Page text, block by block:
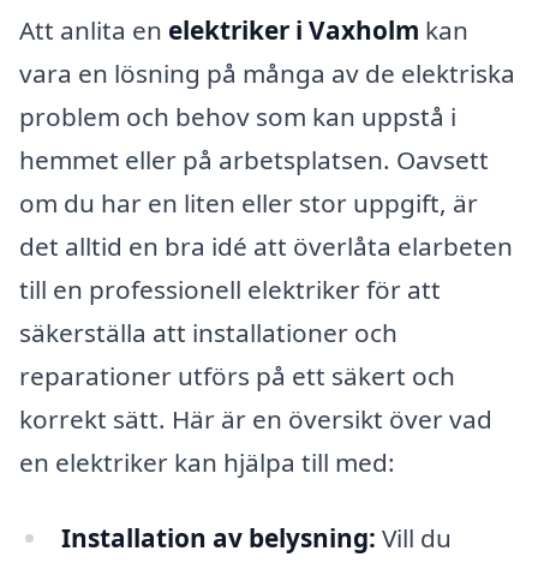
Att anlita en elektriker i Vaxholm kan
vara en lösning på många av de elektriska
problem och behov som kan uppstå i
hemmet eller på arbetsplatsen. Oavsett
om du har en liten eller stor uppgift, är
det alltid en bra idé att överlåta elarbeten
till en professionell elektriker för att
säkerställa att installationer och
reparationer utförs på ett säkert och
korrekt sätt. Här är en översikt över vad
en elektriker kan hjälpa till med:
Installation av belysning: Vill du